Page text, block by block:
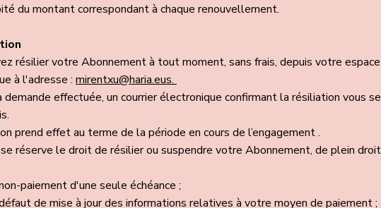
du montant correspondant à chaque renouvellement.
résilier votre Abonnement à tout moment, sans frais, depuis votre
à l'adresse : mirentxu@haria.eus.
demande effectuée, un courrier électronique confirmant la résiliation vous
prend effet au terme de la période en cours de l’engagement .
réserve le droit de résilier ou suspendre votre Abonnement, de plein
paiement d'une seule échéance ;
de mise à jour des informations relatives à votre moyen de paiement ;